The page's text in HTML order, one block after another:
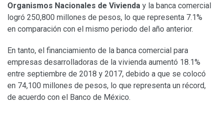
Organismos Nacionales de Vivienda y la banca comercial
logró 250,800 millones de pesos, lo que representa 7.1%
en comparación con el mismo periodo del año anterior.
En tanto, el financiamiento de la banca comercial para
empresas desarrolladoras de la vivienda aumentó 18.1%
entre septiembre de 2018 y 2017, debido a que se colocó
en 74,100 millones de pesos, lo que representa un récord,
de acuerdo con el Banco de México.